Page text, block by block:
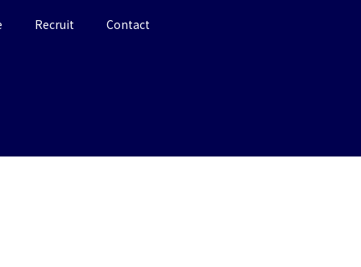
Recruit Contact